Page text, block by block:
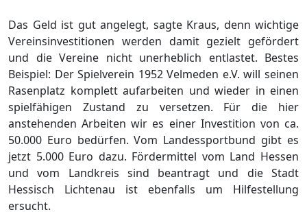
Das Geld ist gut angelegt, sagte Kraus, denn wichtige
Vereinsinvestitionen werden damit gezielt gefördert
und die Vereine nicht unerheblich entlastet. Bestes
Beispiel: Der Spielverein 1952 Velmeden e.V. will seinen
Rasenplatz komplett aufarbeiten und wieder in einen
spielfähigen Zustand zu versetzen. Für die hier
anstehenden Arbeiten wir es einer Investition von ca.
50.000 Euro bedürfen. Vom Landessportbund gibt es
jetzt 5.000 Euro dazu. Fördermittel vom Land Hessen
und vom Landkreis sind beantragt und die Stadt
Hessisch Lichtenau ist ebenfalls um Hilfestellung
ersucht.